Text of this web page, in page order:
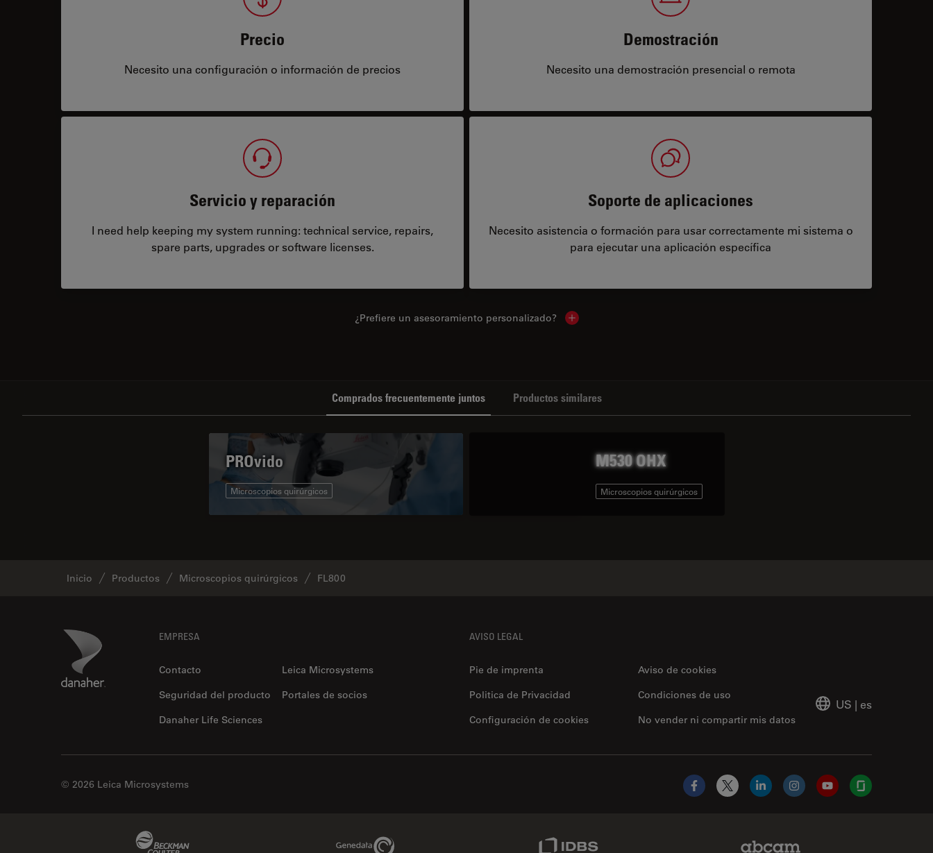
Precio
Necesito una configuración o información de precios
Demostración
Necesito una demostración presencial o remota
Servicio y reparación
I need help keeping my system running: technical service, repairs,
spare parts, upgrades or software licenses.
Soporte de aplicaciones
Necesito asistencia o formación para usar correctamente mi sistema o
para ejecutar una aplicación específica
¿Prefiere un asesoramiento personalizado? Show local contacts
Comprados frecuentemente juntos Productos similares
PROvido
Microscopios quirúrgicos
M530 OHX
Microscopios quirúrgicos
Inicio Productos Microscopios quirúrgicos FL800
Danaher Logo EMPRESA
Contacto
Leica Microsystems
Seguridad del producto
Portales de socios
Danaher Life Sciences
AVISO LEGAL
Pie de imprenta
Aviso de cookies
Politica de Privacidad
No vender ni compartir mis datos
Condiciones de uso
Configuración de cookies
US | es
© 2026 Leica Microsystems
Facebook
X LinkedInInstagramYouTubeGlassdoor
Genedata Link